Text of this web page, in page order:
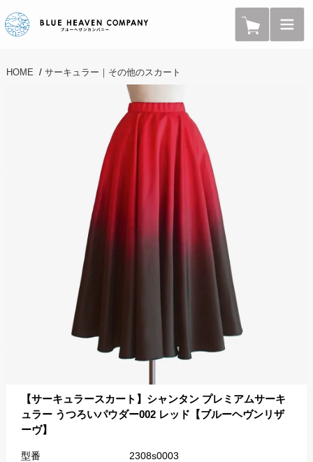
HOME / サーキュラー｜その他のスカート
【サーキュラースカート】シャンタン プレミアムサーキ
ュラー うつろいパウダー002 レッド【ブルーヘヴンリザ
ーヴ】
型番 2308s0003